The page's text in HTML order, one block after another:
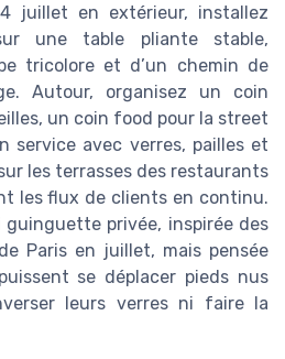
juillet en extérieur, installez
une table pliante stable,
tricolore et d’un chemin de
Autour, organisez un coin
un coin food pour la street
service avec verres, pailles et
les terrasses des restaurants
les flux de clients en continu.
guinguette privée, inspirée des
Paris en juillet, mais pensée
se déplacer pieds nus
leurs verres ni faire la